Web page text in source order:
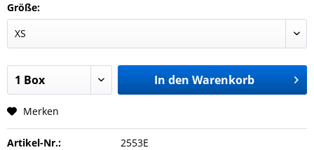
Größe:
In den Warenkorb
Merken
Artikel-Nr.: 2553E